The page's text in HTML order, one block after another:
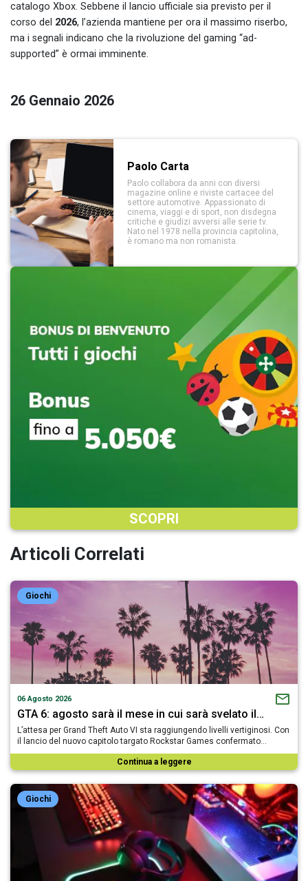
catalogo Xbox. Sebbene il lancio ufficiale sia previsto per il
corso del 2026, l’azienda mantiene per ora il massimo riserbo,
ma i segnali indicano che la rivoluzione del gaming “ad-
supported” è ormai imminente.
26 Gennaio 2026
Paolo Carta
Paolo collabora da anni con diversi
magazine online e riviste cartacee del
settore automotive. Appassionato di
cinema, viaggi e di sport, non disdegna
critiche e giudizi avversi alle serie tv.
Nato nel 1978 nella provincia capitolina,
è romano ma non romanista.
SCOPRI
Articoli Correlati
Giochi
06 Agosto 2026
GTA 6: agosto sarà il mese in cui sarà svelato il…
L’attesa per Grand Theft Auto VI sta raggiungendo livelli vertiginosi. Con
il lancio del nuovo capitolo targato Rockstar Games confermato…
Continua a leggere
Giochi